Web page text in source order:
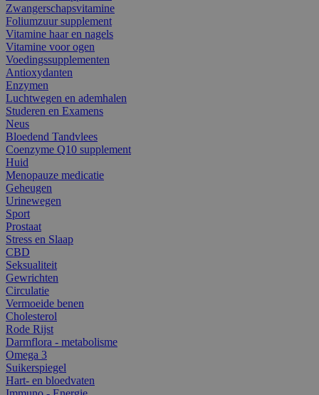
Zwangerschapsvitamine
Foliumzuur supplement
Vitamine haar en nagels
Vitamine voor ogen
Voedingssupplementen
Antioxydanten
Enzymen
Luchtwegen en ademhalen
Studeren en Examens
Neus
Bloedend Tandvlees
Coenzyme Q10 supplement
Huid
Menopauze medicatie
Geheugen
Urinewegen
Sport
Prostaat
Stress en Slaap
CBD
Seksualiteit
Gewrichten
Circulatie
Vermoeide benen
Cholesterol
Rode Rijst
Darmflora - metabolisme
Omega 3
Suikerspiegel
Hart- en bloedvaten